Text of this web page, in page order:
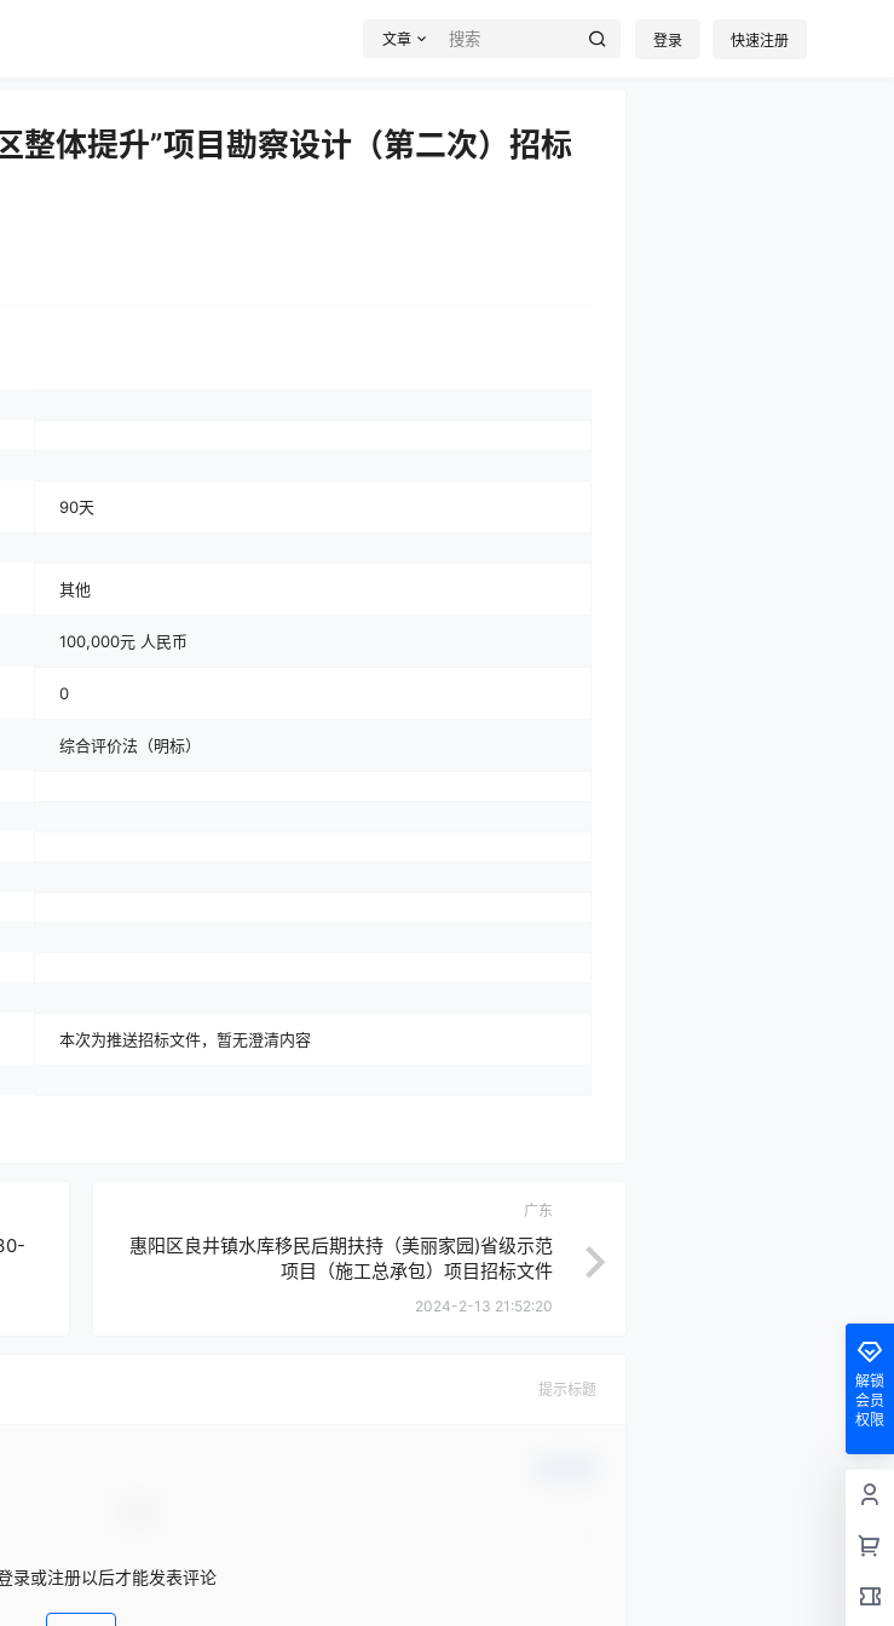
文章 登录 快速注册
整体提升”项目勘察设计（第二次）招标
90天
其他
100,000元 人民币
0
综合评价法（明标）
本次为推送招标文件，暂无澄清内容
广东
惠阳区良井镇水库移民后期扶持（美丽家园)省级示范
项目（施工总承包）项目招标文件
2024-2-13 21:52:20
提示标题
录或注册以后才能发表评论
解锁
会员
权限